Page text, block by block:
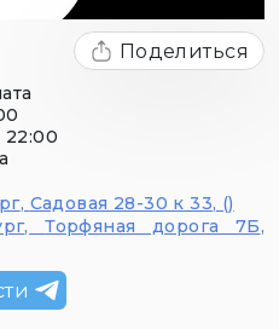
Поделиться
22:00
, Садовая 28-30 к 33, ()
,Торфяная дорога 7Б,